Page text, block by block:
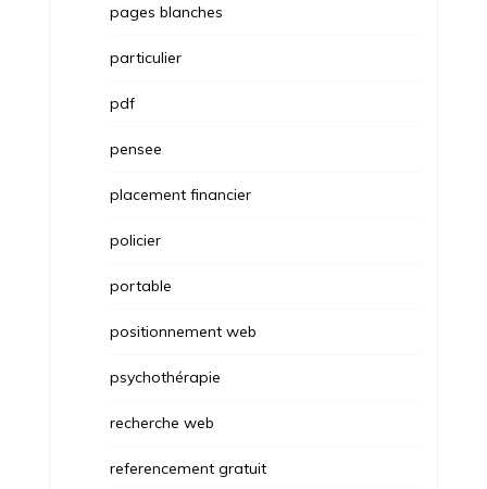
pages blanches
particulier
pdf
pensee
placement financier
policier
portable
positionnement web
psychothérapie
recherche web
referencement gratuit